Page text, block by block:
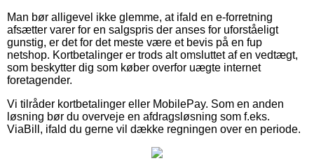
Man bør alligevel ikke glemme, at ifald en e-forretning
afsætter varer for en salgspris der anses for uforståeligt
gunstig, er det for det meste være et bevis på en fup
netshop. Kortbetalinger er trods alt omsluttet af en vedtægt,
som beskytter dig som køber overfor uægte internet
foretagender.
Vi tilråder kortbetalinger eller MobilePay. Som en anden
løsning bør du overveje en afdragsløsning som f.eks.
ViaBill, ifald du gerne vil dække regningen over en periode.